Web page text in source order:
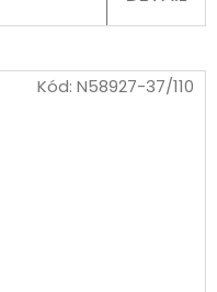
Kód: N58927-37/110